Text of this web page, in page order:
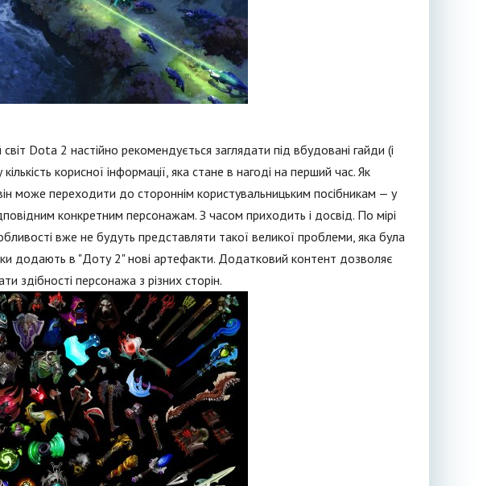
Dota 2 настійно рекомендується заглядати під вбудовані гайди (і
корисної інформації, яка стане в нагоді на перший час. Як
може переходити до стороннім користувальницьким посібникам — у
конкретним персонажам. З часом приходить і досвід. По мірі
вже не будуть представляти такої великої проблеми, яка була
додають в "Доту 2" нові артефакти. Додатковий контент дозволяє
здібності персонажа з різних сторін.